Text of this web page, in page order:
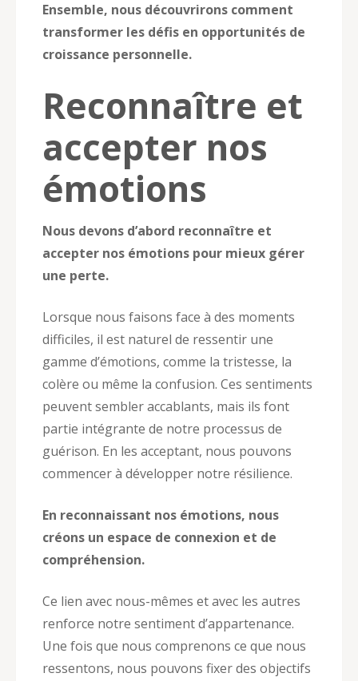
Ensemble, nous découvrirons comment
transformer les défis en opportunités de
croissance personnelle.
Reconnaître et
accepter nos
émotions
Nous devons d’abord reconnaître et
accepter nos émotions pour mieux gérer
une perte.
Lorsque nous faisons face à des moments
difficiles, il est naturel de ressentir une
gamme d’émotions, comme la tristesse, la
colère ou même la confusion. Ces sentiments
peuvent sembler accablants, mais ils font
partie intégrante de notre processus de
guérison. En les acceptant, nous pouvons
commencer à développer notre résilience.
En reconnaissant nos émotions, nous
créons un espace de connexion et de
compréhension.
Ce lien avec nous-mêmes et avec les autres
renforce notre sentiment d’appartenance.
Une fois que nous comprenons ce que nous
ressentons, nous pouvons fixer des objectifs